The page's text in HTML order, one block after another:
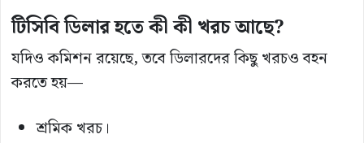
টিসিবি ডিলার হতে কী কী খরচ আছে?
যদিও কমিশন রয়েছে, তবে ডিলারদের কিছু খরচও বহন
করতে হয়—
শ্রমিক খরচ।